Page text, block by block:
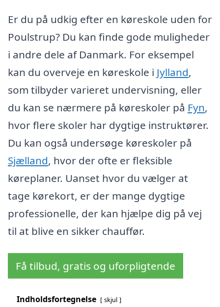
Er du på udkig efter en køreskole uden for
Poulstrup? Du kan finde gode muligheder
i andre dele af Danmark. For eksempel
kan du overveje en køreskole i Jylland,
som tilbyder varieret undervisning, eller
du kan se nærmere på køreskoler på Fyn,
hvor flere skoler har dygtige instruktører.
Du kan også undersøge køreskoler på
Sjælland, hvor der ofte er fleksible
køreplaner. Uanset hvor du vælger at
tage kørekort, er der mange dygtige
professionelle, der kan hjælpe dig på vej
til at blive en sikker chauffør.
Få tilbud, gratis og uforpligtende
Indholdsfortegnelse skjul